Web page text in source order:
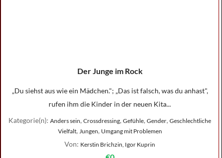
Der Junge im Rock
„Du siehst aus wie ein Mädchen."; „Das ist falsch, was du anhast",
rufen ihm die Kinder in der neuen Kita...
Kategorie(n): Anders sein, Crossdressing, Gefühle, Gender, Geschlechtliche
Vielfalt, Jungen, Umgang mit Problemen
Von: Kerstin Brichzin, Igor Kuprin